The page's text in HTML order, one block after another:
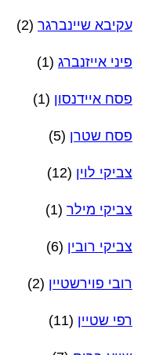
עקיבא שיינברגר (2)
פיני אייזנברג (1)
פסח איידנסון (1)
פסח שטרן (5)
צביקי לוין (12)
צביקי מילר (1)
צביקי רובין (6)
רובי פוירשטיין (2)
רפי שטיין (11)